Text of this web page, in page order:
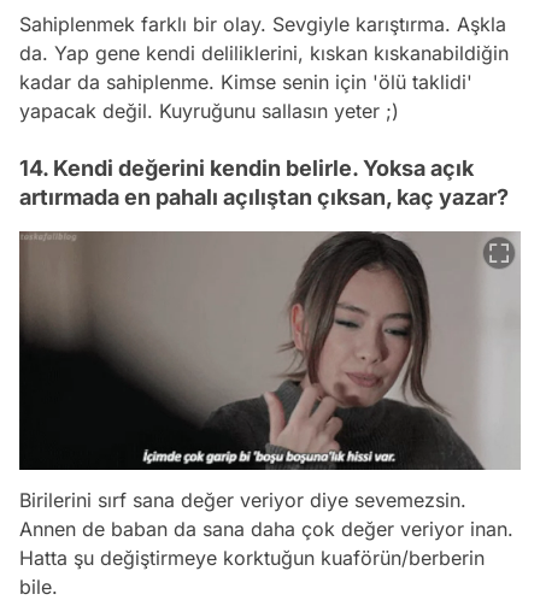
Sahiplenmek farklı bir olay. Sevgiyle karıştırma. Aşkla
da. Yap gene kendi deliliklerini, kıskan kıskanabildiğin
kadar da sahiplenme. Kimse senin için 'ölü taklidi'
yapacak değil. Kuyruğunu sallasın yeter ;)
14. Kendi değerini kendin belirle. Yoksa açık
artırmada en pahalı açılıştan çıksan, kaç yazar?
Birilerini sırf sana değer veriyor diye sevemezsin.
Annen de baban da sana daha çok değer veriyor inan.
Hatta şu değiştirmeye korktuğun kuaförün/berberin
bile.